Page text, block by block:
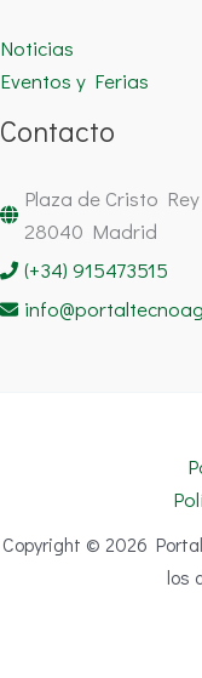
Noticias
Eventos y Ferias
Contacto
Plaza de Cristo
28040 Madrid
(+34) 915473515
Copyright © 2026
los